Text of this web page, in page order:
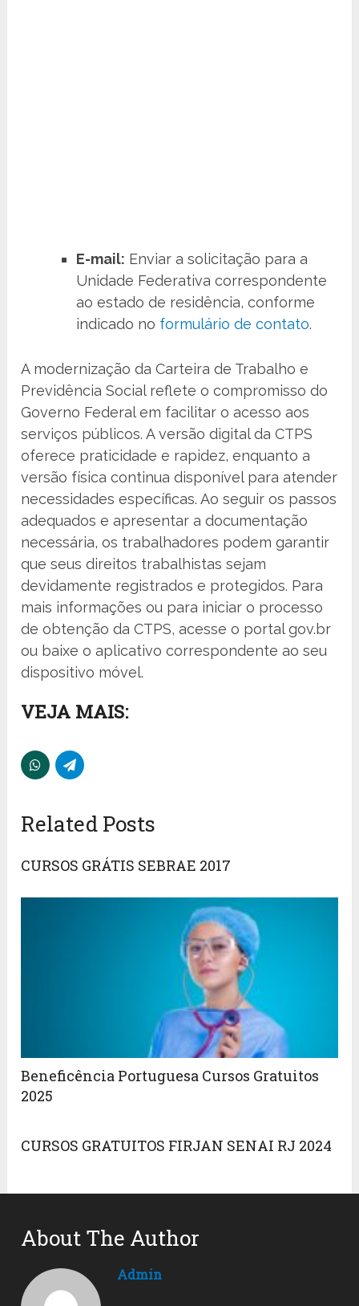
E-mail: Enviar a solicitação para a
Unidade Federativa correspondente
ao estado de residência, conforme
indicado no formulário de contato.
A modernização da Carteira de Trabalho e
Previdência Social reflete o compromisso do
Governo Federal em facilitar o acesso aos
serviços públicos. A versão digital da CTPS
oferece praticidade e rapidez, enquanto a
versão física continua disponível para atender
necessidades específicas. Ao seguir os passos
adequados e apresentar a documentação
necessária, os trabalhadores podem garantir
que seus direitos trabalhistas sejam
devidamente registrados e protegidos. Para
mais informações ou para iniciar o processo
de obtenção da CTPS, acesse o portal gov.br
ou baixe o aplicativo correspondente ao seu
dispositivo móvel.
VEJA MAIS:
Related Posts
CURSOS GRÁTIS SEBRAE 2017
Beneficência Portuguesa Cursos Gratuitos
2025
CURSOS GRATUITOS FIRJAN SENAI RJ 2024
About The Author
Admin